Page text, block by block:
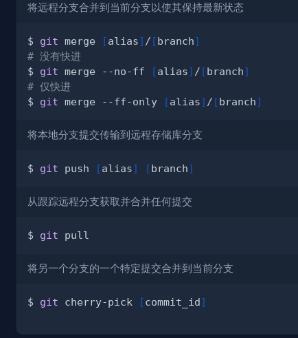
将远程分支合并到当前分支以使其保持最新状态
$ git merge [alias] / [ branch]
# 没有快进
$ git merge --no-ff [alias] / [ branch]
# 仅快进
$ git merge --ff-only [alias] / [ branch]
将本地分支提交传输到远程存储库分支
$ git push [alias] [ branch]
从跟踪远程分支获取并合并任何提交
$ git
将另一个分支的一个特定提交合并到当前分支
$ git cherry-pick [commit_id ]